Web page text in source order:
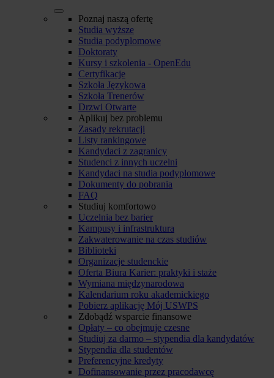
Poznaj naszą ofertę
Studia wyższe
Studia podyplomowe
Doktoraty
Kursy i szkolenia - OpenEdu
Certyfikacje
Szkoła Językowa
Szkoła Trenerów
Drzwi Otwarte
Aplikuj bez problemu
Zasady rekrutacji
Listy rankingowe
Kandydaci z zagranicy
Studenci z innych uczelni
Kandydaci na studia podyplomowe
Dokumenty do pobrania
FAQ
Studiuj komfortowo
Uczelnia bez barier
Kampusy i infrastruktura
Zakwaterowanie na czas studiów
Biblioteki
Organizacje studenckie
Oferta Biura Karier: praktyki i staże
Wymiana międzynarodowa
Kalendarium roku akademickiego
Pobierz aplikację Mój USWPS
Zdobądź wsparcie finansowe
Opłaty – co obejmuje czesne
Studiuj za darmo – stypendia dla kandydatów
Stypendia dla studentów
Preferencyjne kredyty
Dofinansowanie przez pracodawcę